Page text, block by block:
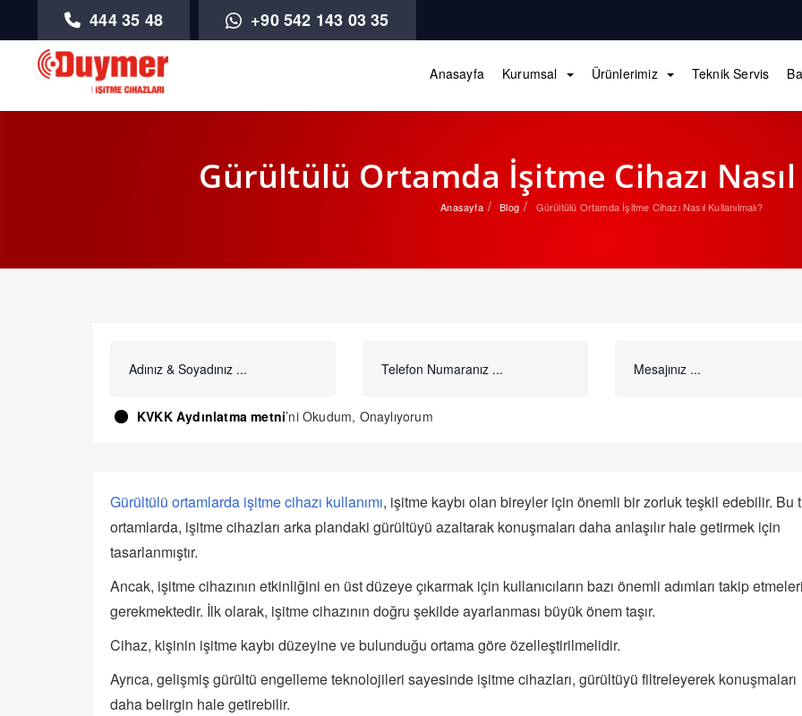
444 35 48 +90 542 143 03 35
Anasayfa Kurumsal Ürünlerimiz Teknik Servis
Gürültülü Ortamda İşitme Cihazı Nasıl
Anasayfa Blog Gürültülü Ortamda İşitme Cihazı Nasıl Kullanılmalı?
KVKK Aydınlatma metni’ni Okudum, Onaylıyorum
Gürültülü ortamlarda işitme cihazı kullanımı, işitme kaybı olan bireyler için önemli bir zorluk teşkil edebilir. Bu
ortamlarda, işitme cihazları arka plandaki gürültüyü azaltarak konuşmaları daha anlaşılır hale getirmek için
tasarlanmıştır.
Ancak, işitme cihazının etkinliğini en üst düzeye çıkarmak için kullanıcıların bazı önemli adımları takip
gerekmektedir. İlk olarak, işitme cihazının doğru şekilde ayarlanması büyük önem taşır.
Cihaz, kişinin işitme kaybı düzeyine ve bulunduğu ortama göre özelleştirilmelidir.
Ayrıca, gelişmiş gürültü engelleme teknolojileri sayesinde işitme cihazları, gürültüyü filtreleyerek konuşmaları
daha belirgin hale getirebilir.